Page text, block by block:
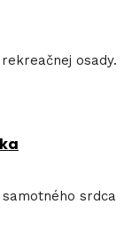
osady.
srdca